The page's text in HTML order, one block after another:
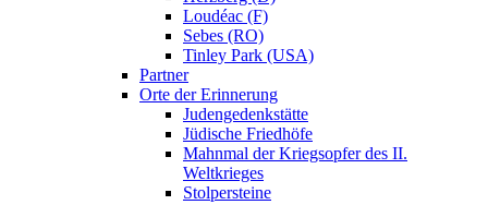
Loudéac (F)
Sebes (RO)
Tinley Park (USA)
Partner
Orte der Erinnerung
Judengedenkstätte
Jüdische Friedhöfe
Mahnmal der Kriegsopfer des II.
Weltkrieges
Stolpersteine